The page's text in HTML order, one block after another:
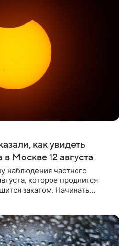
как увидеть
Москве 12 августа
наблюдения частного
которое продлится
закатом. Начинать